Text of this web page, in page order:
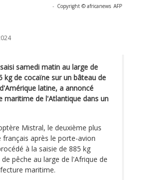
- Copyright © africanews AFP
samedi matin au large de
kg de cocaïne sur un bâteau de
latine, a annoncé
maritime de l'Atlantique dans un
Mistral, le deuxième plus
français après le porte-avion
à la saisie de 885 kg
pêche au large de l'Afrique de
maritime.